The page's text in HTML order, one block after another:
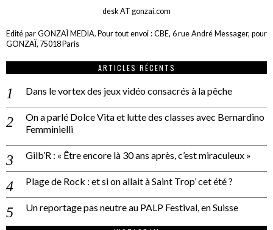
desk AT gonzai.com
Edité par GONZAÏ MEDIA. Pour tout envoi : CBE, 6 rue André Messager, pour
GONZAÏ, 75018 Paris
ARTICLES RÉCENTS
Dans le vortex des jeux vidéo consacrés à la pêche
On a parlé Dolce Vita et lutte des classes avec Bernardino
Femminielli
Gilb’R : « Être encore là 30 ans après, c’est miraculeux »
Plage de Rock : et si on allait à Saint Trop’ cet été ?
Un reportage pas neutre au PALP Festival, en Suisse